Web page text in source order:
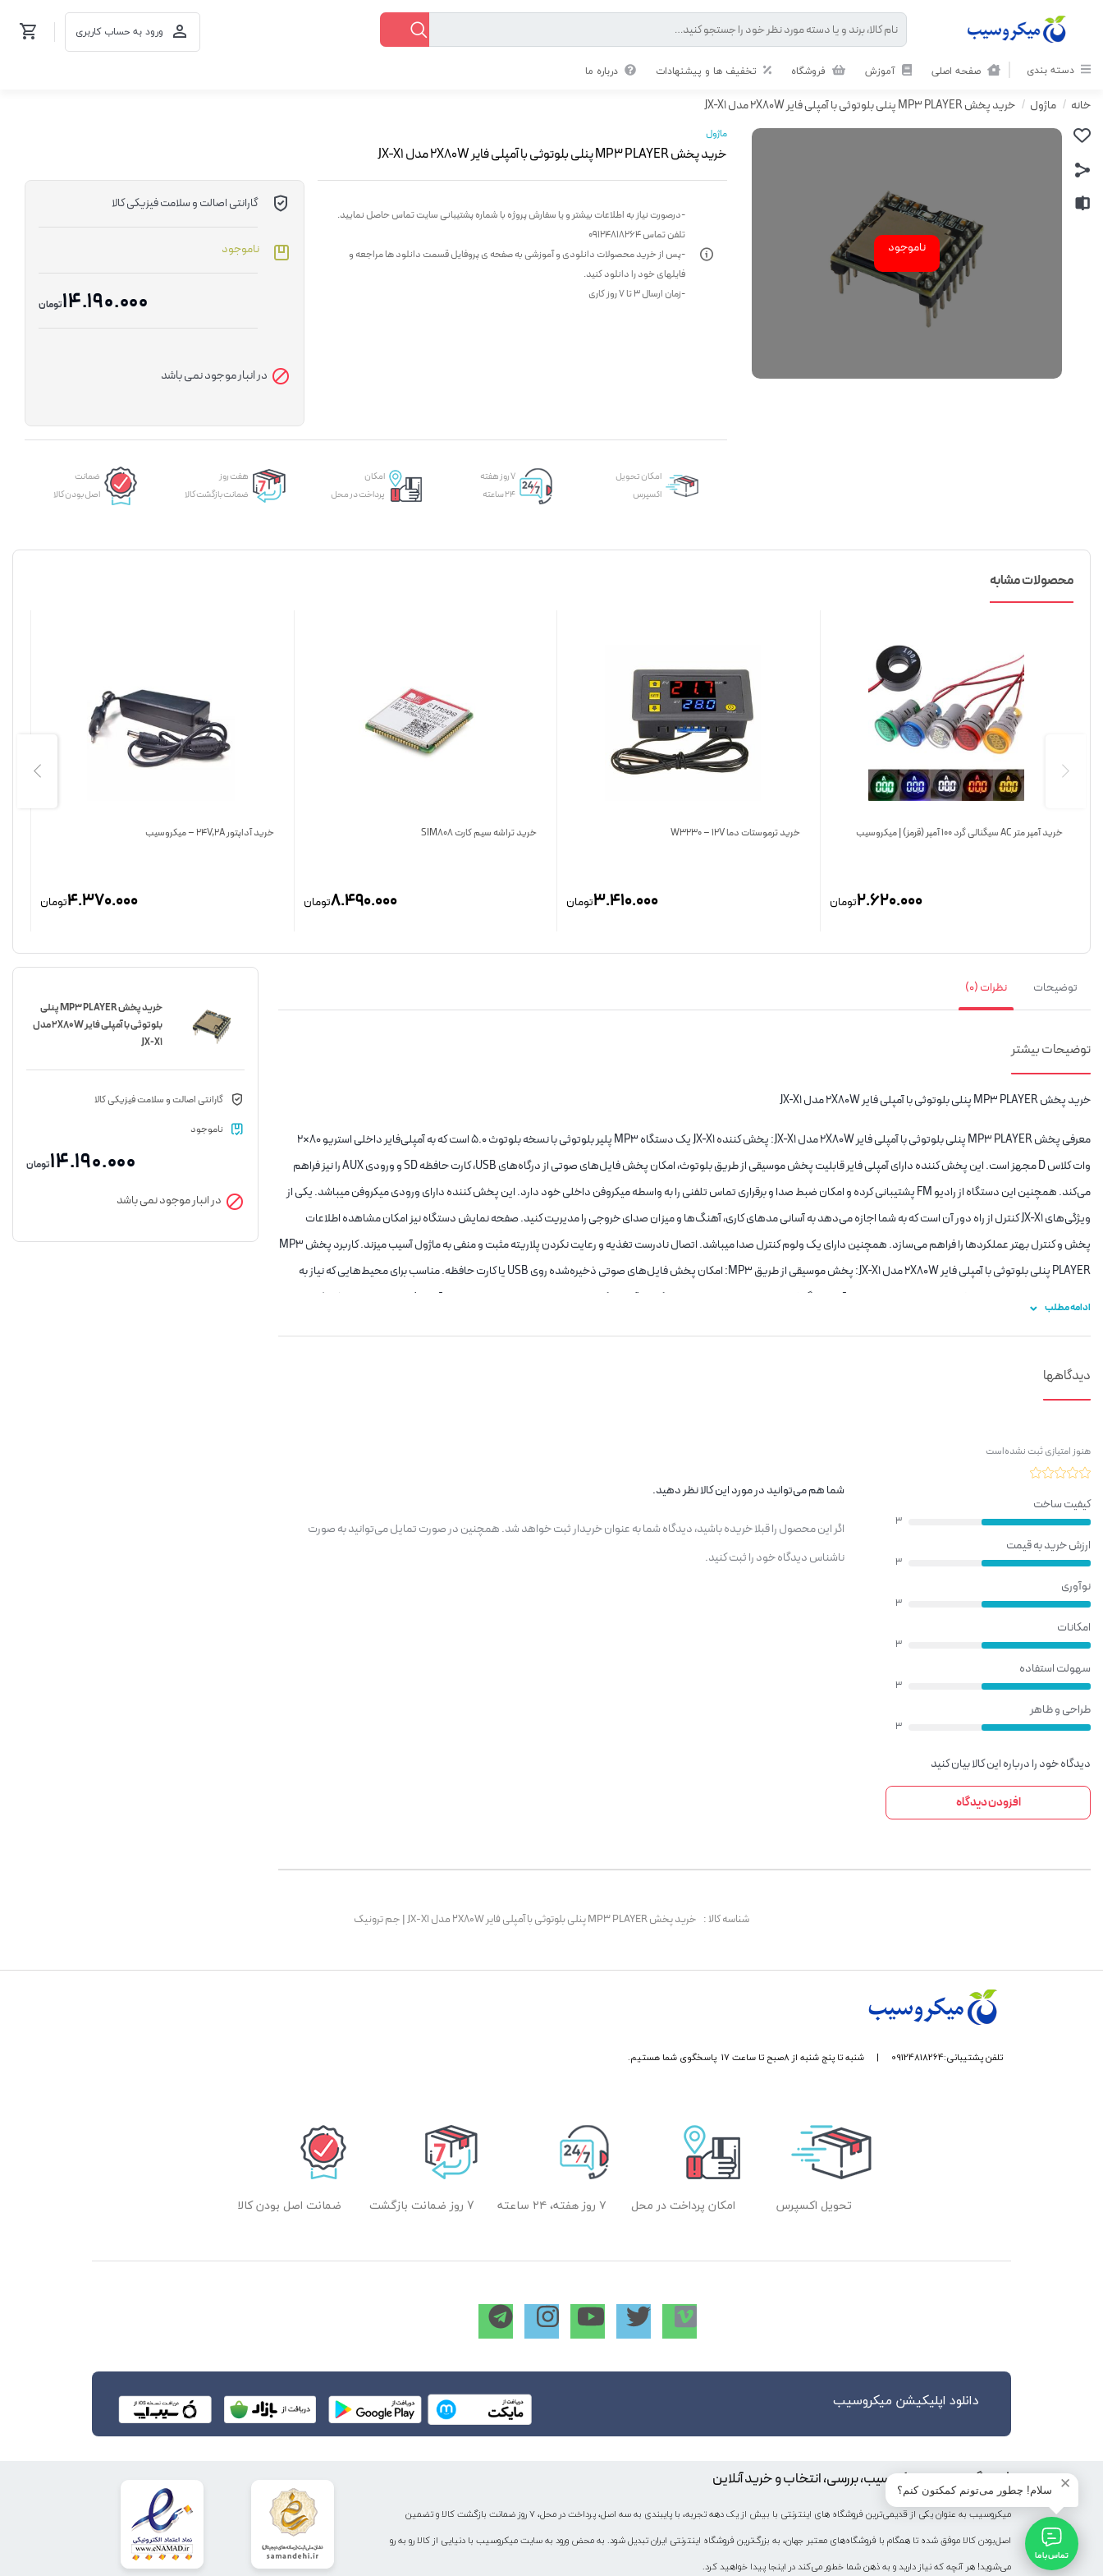
ورود به حساب کاربری
دسته بندی صفحه اصلی آموزش فروشگاه تخفیف ها و پیشنهادات
درباره ما
خانه / ماژول / خرید پخش MP3 PLAYER پنلی بلوتوثی با آمپلی فایر 2X80W مدل JX-X1‏
ماژول
خرید پخش MP3 PLAYER پنلی بلوتوثی با آمپلی فایر 2X80W مدل JX-X1‏
-درصورت نیاز به اطلاعات بیشتر و یا سفارش پروژه با شماره پشتیبانی سایت تماس حاصل نمایید.
تلفن تماس 09124818264
-پس از خرید محصولات دانلودی و آموزشی به صفحه ی پروفایل قسمت دانلود ها مراجعه و
فایلهای خود را دانلود کنید.
-زمان ارسال 3 تا 7 روز کاری
گارانتی اصالت و سلامت فیزیکی کالا
ناموجود
14.190.000تومان
در انبار موجود نمی باشد
امکان تحویل
اکسپرس
۷ روز هفته
۲۴ ساعته
امکان
پرداخت در محل
هفت روز
ضمانت بازگشت کالا
ضمانت
اصل بودن کالا
محصولات مشابه
خرید آمپر متر AC سیگنالی گرد 100 آمپر (قرمز) | میکروسیب
2.620.000تومان
خرید ترموستات دما W3230 – 12V
3.410.000تومان
خرید تراشه سیم کارت SIM808
8.490.000تومان
خرید آداپتور 24V,2A – میکروسیب
4.370.000تومان
توضیحات نظرات (0)
توضیحاتبیشتر
خرید پخش MP3 PLAYER پنلی بلوتوثی با آمپلی فایر 2X80W مدل JX-X1‏
معرفی پخش MP3 PLAYER پنلی بلوتوثی با آمپلی فایر 2X80W مدل JX-X1‏: پخش کننده JX-X1 یک دستگاه MP3 پلیر بلوتوثی با نسخه بلوتوث 5.0 است که به آمپلی‌فایر داخلی استریو 80×2
وات کلاس D مجهز است. این پخش کننده دارای آمپلی فایر قابلیت پخش موسیقی از طریق بلوتوث، امکان پخش فایل‌های صوتی از درگاه‌های USB، کارت حافظه SD و ورودی AUX را نیز فراهم
می‌کند. همچنین این دستگاه از رادیو FM پشتیبانی کرده و امکان ضبط صدا و برقراری تماس تلفنی را به واسطه میکروفن داخلی خود دارد. این پخش کننده دارای ورودی میکروفن میباشد. یکی از
ویژگی‌های JX-X1 کنترل از راه دور آن است که به شما اجازه می‌دهد به آسانی مدهای کاری، آهنگ‌ها و میزان صدای خروجی را مدیریت کنید. صفحه نمایش دستگاه نیز امکان مشاهده اطلاعات
پخش و کنترل بهتر عملکردها را فراهم می‌سازد. همچنین دارای یک ولوم کنترل صدا میباشد. اتصال نادرست تغذیه و رعایت نکردن پلاریته مثبت و منفی به ماژول آسیب میزند. کاربرد پخش MP3
PLAYER پنلی بلوتوثی با آمپلی فایر 2X80W مدل JX-X1‏: پخش موسیقی از طریق MP3: امکان پخش فایل‌های صوتی ذخیره‌شده روی USB یا کارت حافظه. مناسب برای محیط‌هایی که نیاز به
ادامه مطلب
دیدگاهها
هنوز امتیازی ثبت نشده‌است
کیفیت ساخت
3
ارزش خرید به قیمت
3
نوآوری
3
امکانات
3
سهولت استفاده
3
طراحی و ظاهر
3
دیدگاه خود را درباره این کالا بیان کنید
افزودن دیدگاه
شما هم می‌توانید در مورد این کالا نظر دهید.
اگر این محصول را قبلا خریده باشید، دیدگاه شما به عنوان خریدار ثبت خواهد شد. همچنین در صورت تمایل می‌توانید به صورت
ناشناس دیدگاه خود را ثبت کنید.
خرید پخش MP3 PLAYER پنلی
بلوتوثی با آمپلی فایر 2X80W مدل
JX-X1‏
گارانتی اصالت و سلامت فیزیکی کالا
ناموجود
14.190.000تومان
در انبار موجود نمی باشد
شناسه کالا : خرید پخش MP3 PLAYER پنلی بلوتوثی با آمپلی فایر 2X80W مدل JX-X1‏ | جم ترونیک
تلفن پشتیبانی:09124818264 | شنبه تا پنج شنبه از 8صبح تا ساعت 17 پاسخگوی شما هستیم.
تحویل اکسپرس امکان پرداخت در محل ۷ روز هفته، ۲۴ ساعته 7 روز ضمانت بازگشت ضمانت اصل بودن کالا
دانلود اپلیکیشن میکروسیب
فروشگاه اینترنتی میکروسیب، بررسی، انتخاب و خرید آنلاین
میکروسیب به عنوان یکی از قدیمی‌ترین فروشگاه های اینترنتی با بیش از یک دهه تجربه، با پایبندی به سه اصل، پرداخت در محل، ۷ روز ضمانت بازگشت کالا و تضمین
اصل‌بودن کالا موفق شده تا همگام با فروشگاه‌های معتبر جهان، به بزرگ‌ترین فروشگاه اینترنتی ایران تبدیل شود. به محض ورود به سایت میکروسیب با دنیایی از کالا رو به رو
می‌شوید! هر آنچه که نیاز دارید و به ذهن شما خطور می‌کند در اینجا پیدا خواهید کرد.
✕ سلام! چطور می‌تونم کمکتون کنم؟
تماس با ما